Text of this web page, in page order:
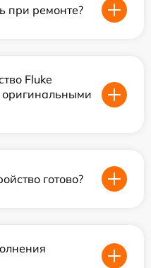
при ремонте?
Fluke
оригинальными
готово?